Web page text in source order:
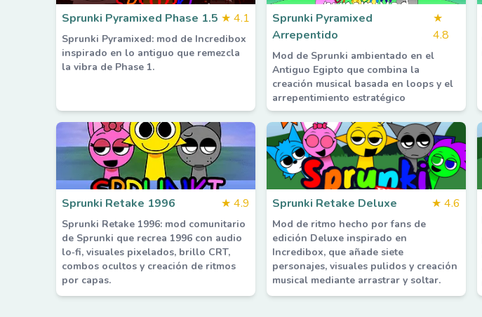
Sprunki Pyramixed Phase 1.5 ★ 4.1
Sprunki Pyramixed: mod de Incredibox
inspirado en lo antiguo que remezcla
la vibra de Phase 1.
Sprunki Pyramixed
Arrepentido
★
4.8
Mod de Sprunki ambientado en el
Antiguo Egipto que combina la
creación musical basada en loops y el
arrepentimiento estratégico
Sprunki Retake 1996 ★ 4.9
Sprunki Retake 1996: mod comunitario
de Sprunki que recrea 1996 con audio
lo‑fi, visuales pixelados, brillo CRT,
combos ocultos y creación de ritmos
por capas.
Sprunki Retake Deluxe ★ 4.6
Mod de ritmo hecho por fans de
edición Deluxe inspirado en
Incredibox, que añade siete
personajes, visuales pulidos y creación
musical mediante arrastrar y soltar.